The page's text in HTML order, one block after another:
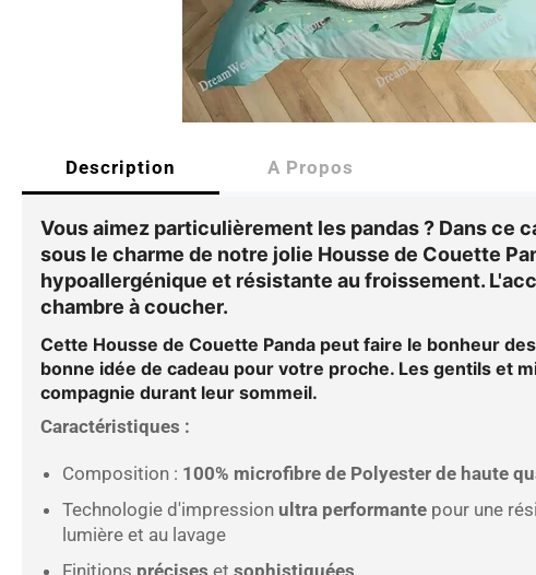
Description A Propos
Vous aimez particulièrement les pandas ? Dans ce
sous le charme de notre jolie Housse de Couette
hypoallergénique et résistante au froissement.
chambre à coucher.
Cette Housse de Couette Panda peut faire le bonheur
bonne idée de cadeau pour votre proche. Les gentils et
compagnie durant leur sommeil.
Caractéristiques :
Composition : 100% microfibre de Polyester de haute
Technologie d'impression ultra performante pour une
lumière et au lavage
Finitions précises et sophistiquées